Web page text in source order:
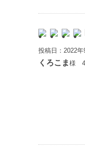
投稿日：2022年
くろこま 様